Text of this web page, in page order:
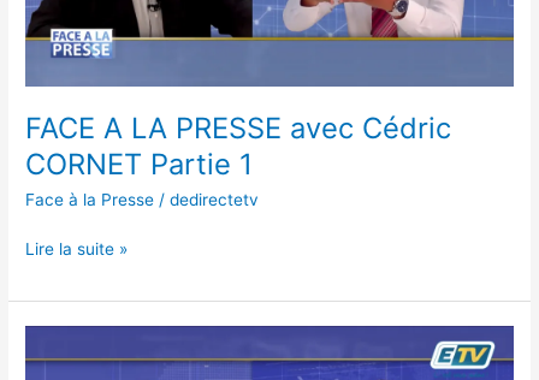
FACE A LA PRESSE avec Cédric
CORNET Partie 1
Face à la Presse /dedirectetv
Partie
1
Lire la suite »
A